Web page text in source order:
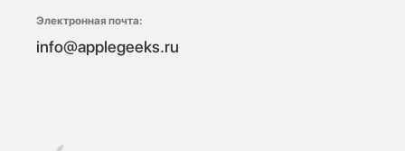
Электронная почта:
info@applegeeks.ru